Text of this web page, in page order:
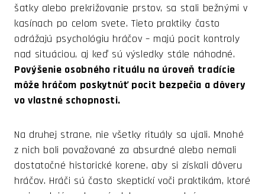
šatky alebo prekrižovanie prstov, sa stali bežnými v
kasínach po celom svete. Tieto praktiky často
odrážajú psychológiu hráčov – majú pocit kontroly
nad situáciou, aj keď sú výsledky stále náhodné.
Povýšenie osobného rituálu na úroveň tradície
môže hráčom poskytnúť pocit bezpečia a dôvery
vo vlastné schopnosti.
Na druhej strane, nie všetky rituály sa ujali. Mnohé
z nich boli považované za absurdné alebo nemali
dostatočné historické korene, aby si získali dôveru
hráčov. Hráči sú často skeptickí voči praktikám, ktoré